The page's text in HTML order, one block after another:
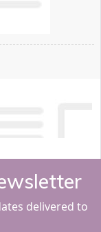
delivered to